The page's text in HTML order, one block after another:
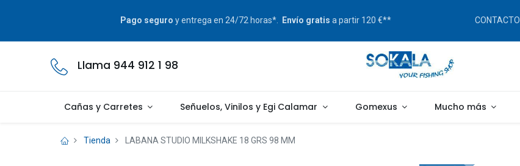
Pago seguro y entrega en 24/72 horas*. Envío gratis a partir 120 €** CONTACTO
Llama 944 912 1 98
Cañas y Carretes Señuelos, Vinilos y Egi Calamar Gomexus Mucho más
Tienda LABANA STUDIO MILKSHAKE 18 GRS 98 MM